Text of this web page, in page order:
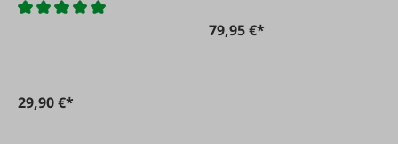
29,90 €*
79,95 €*